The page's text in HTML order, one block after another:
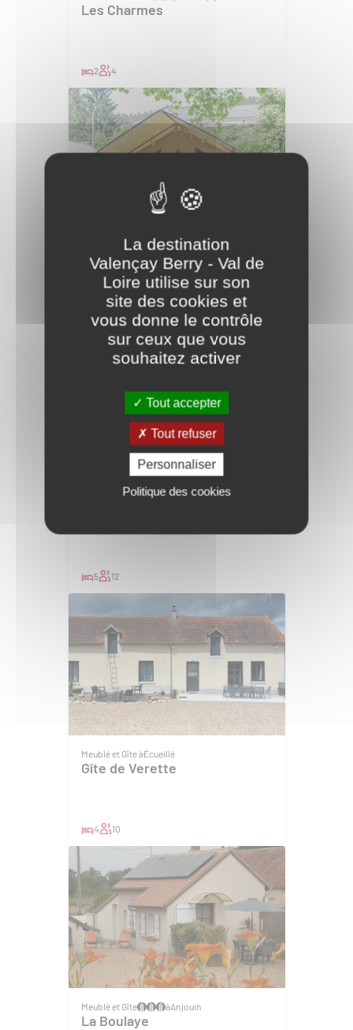
Les Charmes
2 4
Écueillé
Camping Onlycamp La
Potinière
150
La Vernelle
5 12
Meublé et Gîte àÉcueillé
Gîte de Verette
4 10
Meublé et Gîte àAnjouin
La Boulaye
La destination
Valençay Berry - Val de
Loire utilise sur son
site des cookies et
vous donne le contrôle
sur ceux que vous
souhaitez activer
Tout accepter
Tout refuser
Personnaliser
Politique des cookies